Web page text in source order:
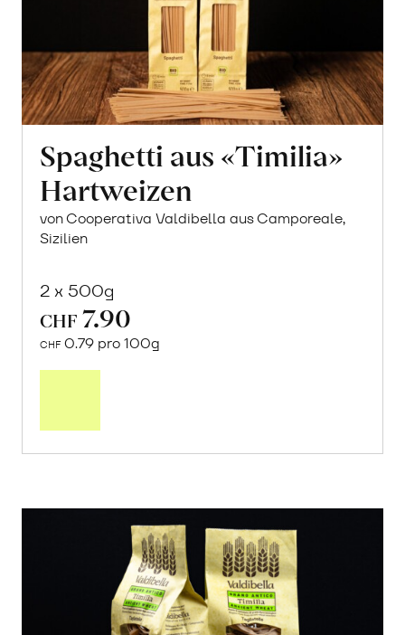
Spaghetti aus «Timilia»
Hartweizen
von Cooperativa Valdibella aus Camporeale,
Sizilien
2 x 500g
CHF 7.90
CHF 0.79 pro 100g